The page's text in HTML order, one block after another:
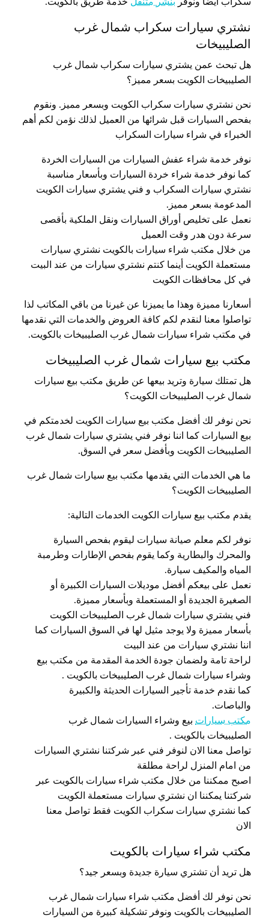
نشتري سيارات سكراب شمال غرب
الصليبيخات
هل تبحث عمن يشتري سيارات سكراب شمال غرب
الصليبيخات الكويت بسعر مميز؟
نحن نشتري سيارات سكراب الكويت وبسعر مميز. ونقوم
بفحص السيارات قبل شرائها من العميل لذلك نؤمن لكم أهم
الخبراء في شراء سيارات السكراب
نوفر خدمة شراء عفش السيارات من السيارات الخردة
كما نوفر خدمة شراء خردة السيارات وبأسعار مناسبة
نشتري سيارات السكراب و فني يشتري سيارات الكويت
المدعومة بسعر مميز.
نعمل على تخليص أوراق السيارات ونقل الملكية بأقصى
سرعة دون هدر وقت العميل
من خلال مكتب شراء سيارات بالكويت نشتري سيارات
مستعملة الكويت أينما كنتم نشتري سيارات من عند البيت
في كل محافظات الكويت
أسعارنا مميزة وهذا ما يميزنا عن غيرنا من باقي المكاتب لذا
تواصلوا معنا لنقدم لكم كافة العروض والخدمات التي نقدمها
في مكتب شراء سيارات شمال غرب الصليبيخات بالكويت.
مكتب بيع سيارات شمال غرب الصليبيخات
هل تمتلك سيارة وتريد بيعها عن طريق مكتب بيع سيارات
شمال غرب الصليبيخات الكويت؟
نحن نوفر لك أفضل مكتب بيع سيارات الكويت لخدمتكم في
بيع السيارات كما اننا نوفر فني يشتري سيارات شمال غرب
الصليبيخات الكويت وبأفضل سعر في السوق.
ما هي الخدمات التي يقدمها مكتب بيع سيارات شمال غرب
الصليبيخات الكويت؟
يقدم مكتب بيع سيارات الكويت الخدمات التالية:
نوفر لكم معلم صيانة سيارات ليقوم بفحص السيارة
والمحرك والبطارية وكما يقوم بفحص الإطارات وطرمبة
المياه والمكيف سيارة.
نعمل على بيعكم أفضل موديلات السيارات الكبيرة أو
الصغيرة الجديدة أو المستعملة وبأسعار مميزة.
فني يشتري سيارات شمال غرب الصليبيخات الكويت
بأسعار مميزة ولا يوجد مثيل لها في السوق السيارات كما
اننا نشتري سيارات من عند البيت
لراحة تامة ولضمان جودة الخدمة المقدمة من مكتب بيع
وشراء سيارات شمال غرب الصليبيخات بالكويت .
كما نقدم خدمة تأجير السيارات الحديثة والكبيرة
والباصات.
مكتب سيارات بيع وشراء السيارات شمال غرب
الصليبيخات بالكويت .
تواصل معنا الان لنوفر فني عبر شركتنا نشتري السيارات
من امام المنزل لراحة مطلقة
اصبح ممكننا من خلال مكتب شراء سيارات بالكويت عبر
شركتنا يمكننا ان نشتري سيارات مستعملة الكويت
كما نشتري سيارات سكراب الكويت فقط تواصل معنا
الان
مكتب شراء سيارات بالكويت
هل تريد أن تشتري سيارة جديدة وبسعر جيد؟
نحن نوفر لك أفضل مكتب شراء سيارات شمال غرب
الصليبيخات بالكويت ونوفر تشكيلة كبيرة من السيارات